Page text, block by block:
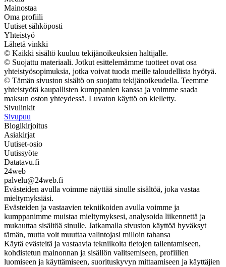
Mainostaa
Oma profiili
Uutiset sähköposti
Yhteistyö
Lähetä vinkki
© Kaikki sisältö kuuluu tekijänoikeuksien haltijalle.
© Suojattu materiaali. Jotkut esittelemämme tuotteet ovat osa
yhteistyösopimuksia, jotka voivat tuoda meille taloudellista hyötyä.
© Tämän sivuston sisältö on suojattu tekijänoikeudella. Teemme
yhteistyötä kaupallisten kumppanien kanssa ja voimme saada
maksun oston yhteydessä. Luvaton käyttö on kielletty.
Sivulinkit
Sivupuu
Blogikirjoitus
Asiakirjat
Uutiset-osio
Uutissyöte
Datatavu.fi
24web
palvelu@24web.fi
Evästeiden avulla voimme näyttää sinulle sisältöä, joka vastaa
mieltymyksiäsi.
Evästeiden ja vastaavien tekniikoiden avulla voimme ja
kumppanimme muistaa mieltymyksesi, analysoida liikennettä ja
mukauttaa sisältöä sinulle. Jatkamalla sivuston käyttöä hyväksyt
tämän, mutta voit muuttaa valintojasi milloin tahansa
Käytä evästeitä ja vastaavia tekniikoita tietojen tallentamiseen,
kohdistetun mainonnan ja sisällön valitsemiseen, profiilien
luomiseen ja käyttämiseen, suorituskyvyn mittaamiseen ja käyttäjien